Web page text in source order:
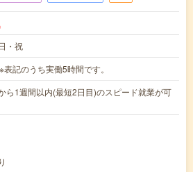
・祝
記のうち実働5時間です。
ら1週間以内(最短2日目)のスピード就業が可